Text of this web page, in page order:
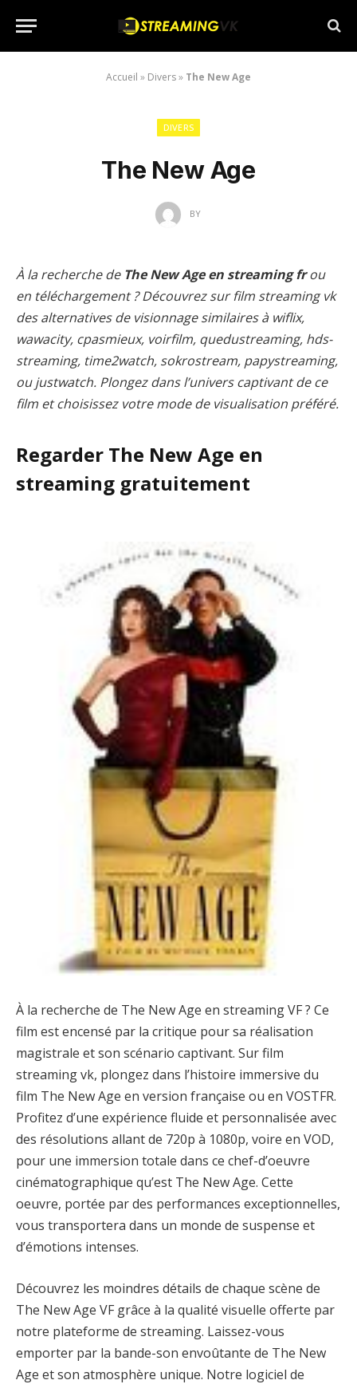
Accueil » Divers» The New Age
DIVERS
The New Age
BY
À la recherche de The New Age en streaming frou
en téléchargement ? Découvrez sur film streaming vk
des alternatives de visionnage similaires à wiflix,
wawacity, cpasmieux, voirfilm, quedustreaming, hds-
streaming, time2watch, sokrostream, papystreaming,
ou justwatch. Plongez dans l’univers captivant de ce
film et choisissez votre mode de visualisation préféré.
Regarder The New Age en
streaming gratuitement
À la recherche de The New Age en streaming VF ? Ce
film est encensé par la critique pour sa réalisation
magistrale et son scénario captivant. Sur film
streaming vk, plongez dans l’histoire immersive du
film The New Age en version française ou en VOSTFR.
Profitez d’une expérience fluide et personnalisée avec
des résolutions allant de 720p à 1080p, voire en VOD,
pour une immersion totale dans ce chef-d’oeuvre
cinématographique qu’est The New Age. Cette
oeuvre, portée par des performances exceptionnelles,
vous transportera dans un monde de suspense et
d’émotions intenses.
Découvrez les moindres détails de chaque scène de
The New Age VF grâce à la qualité visuelle offerte par
notre plateforme de streaming. Laissez-vous
emporter par la bande-son envoûtante de The New
Age et son atmosphère unique. Notre logiciel de